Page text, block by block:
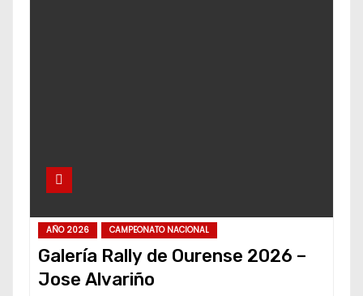
AÑO 2026 CAMPEONATO NACIONAL
Galería Rally de Ourense 2026 –
Jose Alvariño